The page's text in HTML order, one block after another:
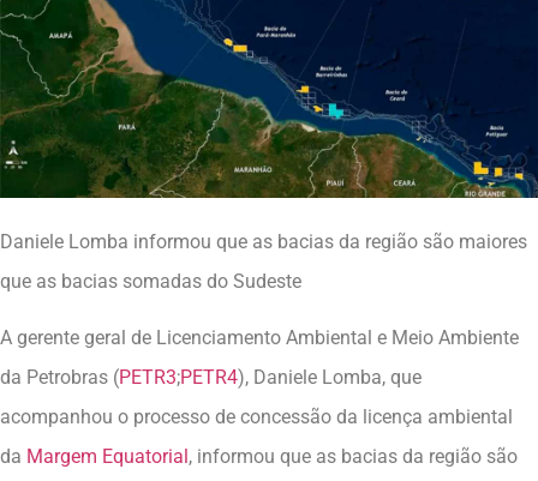
Daniele Lomba informou que as bacias da região são maiores
que as bacias somadas do Sudeste
A gerente geral de Licenciamento Ambiental e Meio Ambiente
da Petrobras (PETR3;PETR4), Daniele Lomba, que
acompanhou o processo de concessão da licença ambiental
da Margem Equatorial, informou que as bacias da região são